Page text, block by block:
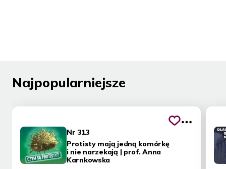
Najpopularniejsze
Nr 313
Protisty mają jedną komórkę
i nie narzekają | prof. Anna
Karnkowska